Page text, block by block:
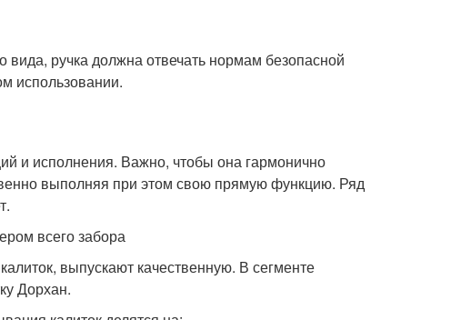
ручка должна отвечать нормам безопасной
использовании.
и исполнения. Важно, чтобы она гармонично
выполняя при этом свою прямую функцию. Ряд
всего забора
выпускают качественную. В сегменте
Дорхан.